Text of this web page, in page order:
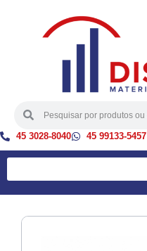
45 3028-8040 45 99133-5457